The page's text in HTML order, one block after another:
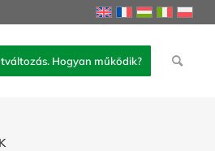
Hogyan működik?